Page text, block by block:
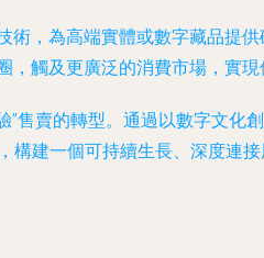
，為高端實體或數字藏品提
觸及更廣泛的消費市場，實現
售賣的轉型。通過以數字文
建一個可持續生長、深度連